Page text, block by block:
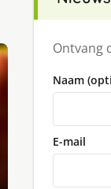
Ontvang
Naam
E-mail